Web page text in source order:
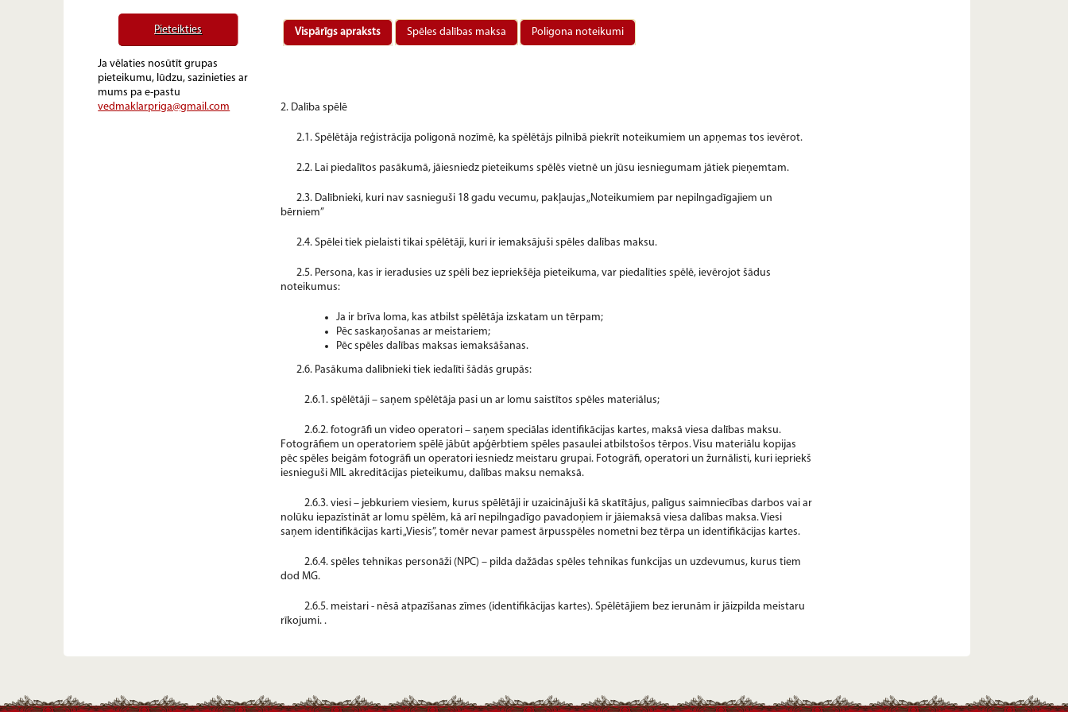
Pieteikties
Ja vēlaties nosūtīt grupas
pieteikumu, lūdzu, sazinieties ar
mums pa e-pastu
vedmaklarpriga@gmail.com
Vispārīgs apraksts Spēles dalības maksa Poligona noteikumi
2. Dalība spēlē
2.1. Spēlētāja reģistrācija poligonā nozīmē, ka spēlētājs pilnībā piekrīt noteikumiem un apņemas tos ievērot.
2.2. Lai piedalītos pasākumā, jāiesniedz pieteikums spēlēs vietnē un jūsu iesniegumam jātiek pieņemtam.
2.3. Dalībnieki, kuri nav sasnieguši 18 gadu vecumu, pakļaujas „Noteikumiem par nepilngadīgajiem un
bērniem”
2.4. Spēlei tiek pielaisti tikai spēlētāji, kuri ir iemaksājuši spēles dalības maksu.
2.5. Persona, kas ir ieradusies uz spēli bez iepriekšēja pieteikuma, var piedalīties spēlē, ievērojot šādus
noteikumus:
Ja ir brīva loma, kas atbilst spēlētāja izskatam un tērpam;
Pēc saskaņošanas ar meistariem;
Pēc spēles dalības maksas iemaksāšanas.
2.6. Pasākuma dalībnieki tiek iedalīti šādās grupās:
2.6.1. spēlētāji – saņem spēlētāja pasi un ar lomu saistītos spēles materiālus;
2.6.2. fotogrāfi un video operatori – saņem speciālas identifikācijas kartes, maksā viesa dalības maksu.
Fotogrāfiem un operatoriem spēlē jābūt apģērbtiem spēles pasaulei atbilstošos tērpos. Visu materiālu kopijas
pēc spēles beigām fotogrāfi un operatori iesniedz meistaru grupai. Fotogrāfi, operatori un žurnālisti, kuri iepriekš
iesnieguši MIL akreditācijas pieteikumu, dalības maksu nemaksā.
2.6.3. viesi – jebkuriem viesiem, kurus spēlētāji ir uzaicinājuši kā skatītājus, palīgus saimniecības darbos vai ar
nolūku iepazīstināt ar lomu spēlēm, kā arī nepilngadīgo pavadoņiem ir jāiemaksā viesa dalības maksa. Viesi
saņem identifikācijas karti „Viesis”, tomēr nevar pamest ārpusspēles nometni bez tērpa un identifikācijas kartes.
2.6.4. spēles tehnikas personāži (NPC) – pilda dažādas spēles tehnikas funkcijas un uzdevumus, kurus tiem
dod MG.
2.6.5. meistari - nēsā atpazīšanas zīmes (identifikācijas kartes). Spēlētājiem bez ierunām ir jāizpilda meistaru
rīkojumi. .